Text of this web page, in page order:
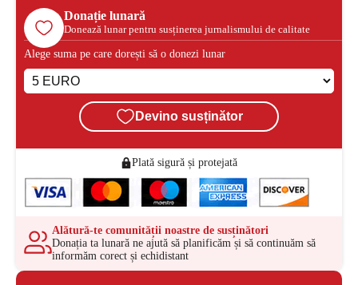
Donație lunară
Donează lunar pentru susținerea jurnalismului de calitate
Alege suma pe care dorești să o donezi lunar
Devino susținător
Plată sigură și protejată
Alătură-te comunității noastre de susținători
Donația ta lunară ne ajută să planificăm și să continuăm să
informăm corect și echidistant